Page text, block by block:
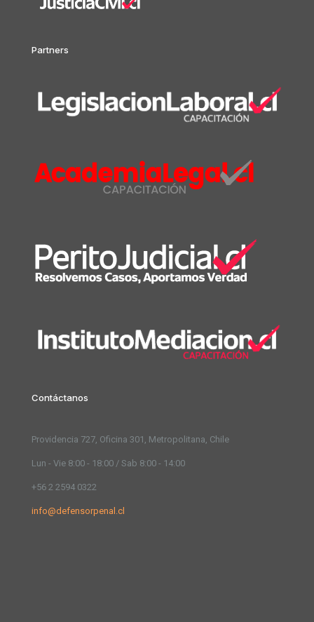
Partners
Contáctanos
Providencia 727, Oficina 301, Metropolitana, Chile
Lun - Vie 8:00 - 18:00 / Sab 8:00 - 14:00
+56 2 2594 0322
info@defensorpenal.cl